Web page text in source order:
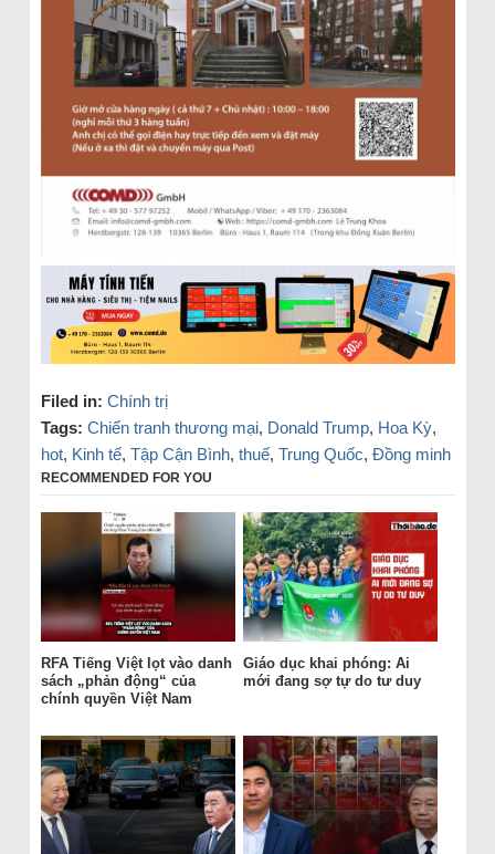
Filed in: Chính trị
Tags: Chiến tranh thương mại, Donald Trump, Hoa Kỳ,
hot, Kinh tế, Tập Cận Bình, thuế, Trung Quốc, Đồng minh
RECOMMENDED FOR YOU
RFA Tiếng Việt lọt vào danh
sách „phản động“ của
chính quyền Việt Nam
Giáo dục khai phóng: Ai
mới đang sợ tự do tư duy